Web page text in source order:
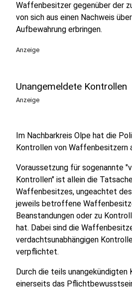
Waffenbesitzer gegenüber der
von sich aus einen Nachweis
Aufbewahrung erbringen.
Anzeige
Unangemeldete Kontrollen
Anzeige
Im Nachbarkreis Olpe hat die
Kontrollen von Waffenbesitzern
Voraussetzung für sogenannte
Kontrollen" ist allein die
Waffenbesitzes, ungeachtet
jeweils betroffene
Beanstandungen oder zu
hat. Dabei sind die
verdachtsunabhängigen
verpflichtet.
Durch die teils unangekündigten
einerseits das